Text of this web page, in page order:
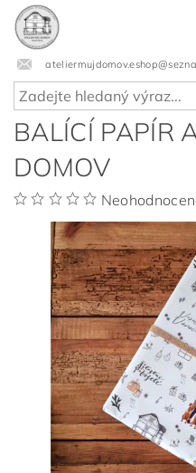
BALÍCÍ PAPÍR
DOMOV